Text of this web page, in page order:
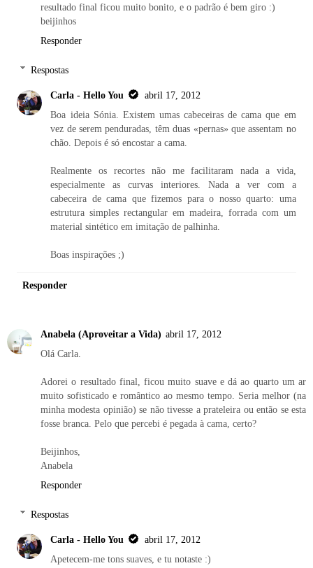
resultado final ficou muito bonito, e o padrão é bem giro :)
beijinhos
Responder
Respostas
Carla - Hello You
abril 17, 2012
Boa ideia Sónia. Existem umas cabeceiras de cama que em
vez de serem penduradas, têm duas «pernas» que assentam no
chão. Depois é só encostar a cama.
Realmente os recortes não me facilitaram nada a vida,
especialmente as curvas interiores. Nada a ver com a
cabeceira de cama que fizemos para o nosso quarto: uma
estrutura simples rectangular em madeira, forrada com um
material sintético em imitação de palhinha.
Boas inspirações ;)
Responder
Anabela (Aproveitar a Vida) abril 17, 2012
Olá Carla.
Adorei o resultado final, ficou muito suave e dá ao quarto um ar
muito sofisticado e romântico ao mesmo tempo. Seria melhor (na
minha modesta opinião) se não tivesse a prateleira ou então se esta
fosse branca. Pelo que percebi é pegada à cama, certo?
Beijinhos,
Anabela
Responder
Respostas
Carla - Hello You
abril 17, 2012
Apetecem-me tons suaves, e tu notaste :)